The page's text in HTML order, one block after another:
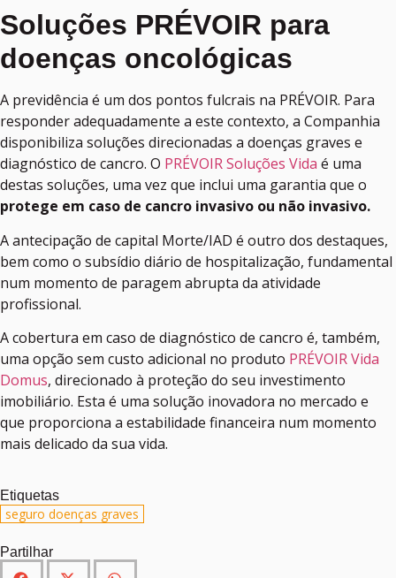
Soluções PRÉVOIR para
doenças oncológicas
A previdência é um dos pontos fulcrais na PRÉVOIR. Para
responder adequadamente a este contexto, a Companhia
disponibiliza soluções direcionadas a doenças graves e
diagnóstico de cancro. O PRÉVOIR Soluções Vida é uma
destas soluções, uma vez que inclui uma garantia que o
protege em caso de cancro invasivo ou não invasivo.
A antecipação de capital Morte/IAD é outro dos destaques,
bem como o subsídio diário de hospitalização, fundamental
num momento de paragem abrupta da atividade
profissional.
A cobertura em caso de diagnóstico de cancro é, também,
uma opção sem custo adicional no produto PRÉVOIR Vida
Domus, direcionado à proteção do seu investimento
imobiliário. Esta é uma solução inovadora no mercado e
que proporciona a estabilidade financeira num momento
mais delicado da sua vida.
Etiquetas
seguro doenças graves
Partilhar